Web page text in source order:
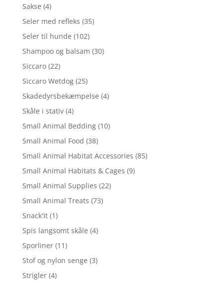
Sakse (4)
Seler med refleks (35)
Seler til hunde (102)
Shampoo og balsam (30)
Siccaro (22)
Siccaro Wetdog (25)
Skadedyrsbekæmpelse (4)
Skåle i stativ (4)
Small Animal Bedding (10)
Small Animal Food (38)
Small Animal Habitat Accessories (85)
Small Animal Habitats & Cages (9)
Small Animal Supplies (22)
Small Animal Treats (73)
Snack'It (1)
Spis langsomt skåle (4)
Sporliner (11)
Stof og nylon senge (3)
Strigler (4)